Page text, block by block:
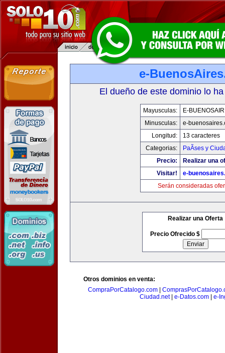
e-
El dueño de este dominio lo
Mayusculas:
E-
Minusculas:
e-
Longitud:
13 caracteres
Categorias:
PaÃ­ses y
Precio:
Realizar una
Visitar!
e-
Serán consideradas
Realizar una Oferta
Precio Ofrecido $
Otros dominios en venta:
CompraPorCatalogo.com|
Ciudad.net| e-Datos.com| e-